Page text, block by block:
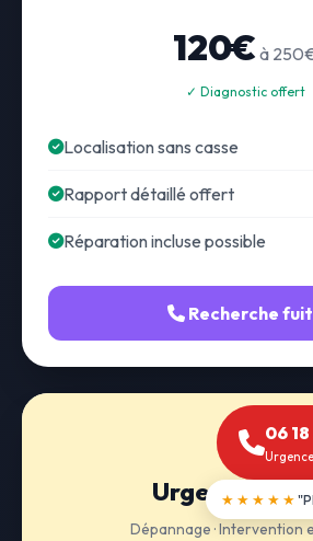
120€ à
✓ Diagnostic offert
Localisation sans casse
Rapport détaillé offert
Réparation incluse possible
Recherche
Urgence
Dépannage · Intervention
06 18
★★★★★